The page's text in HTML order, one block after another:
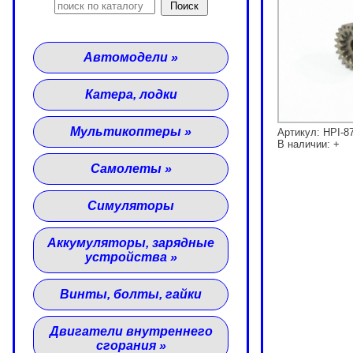
Автомодели »
Катера, лодки
Мультикоптеры »
Самолеты»
Симуляторы
Аккумуляторы, зарядные
устройства»
Винты, болты, гайки
Двигатели внутреннего
сгорания»
Артикул: HPI-
В наличии: +